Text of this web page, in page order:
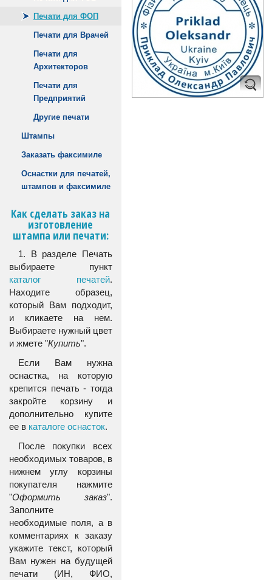
Печати для ФОП
Печати для Врачей
Печати для
Архитекторов
Печати для
Предприятий
Другие печати
Штампы
Заказать факсимиле
Оснастки для печатей,
штампов и факсимиле
Как сделать заказ на
изготовление
штампа или печати:
1. В разделе Печать
выбираете пункт
каталог печатей.
Находите образец,
который Вам подходит,
и кликаете на нем.
Выбираете нужный цвет
и жмете "Купить".
Если Вам нужна
оснастка, на которую
крепится печать - тогда
закройте корзину и
дополнительно купите
ее в каталоге оснасток.
После покупки всех
необходимых товаров, в
нижнем углу корзины
покупателя нажмите
"Оформить заказ".
Заполните
необходимые поля, а в
комментариях к заказу
укажите текст, который
Вам нужен на будущей
печати (ИН, ФИО,